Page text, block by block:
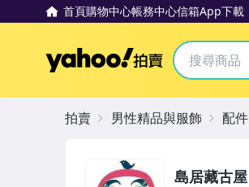
首頁購物中心帳務中心信箱App下載
Yahoo拍賣
島居藏古屋
拍賣 男性精品與服飾 配件